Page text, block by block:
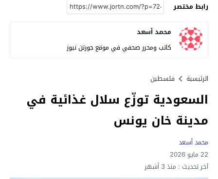
رابط مختصر
محمد أسعد
كاتب ومحرر صحفي في موقع جورتن نيوز
الرئيسية فلسطين
السعودية توزّع سلال غذائية في
مدينة خان يونس
محمد أسعد
22 مايو 2026
آخر تحديث : منذ 3 أشهر